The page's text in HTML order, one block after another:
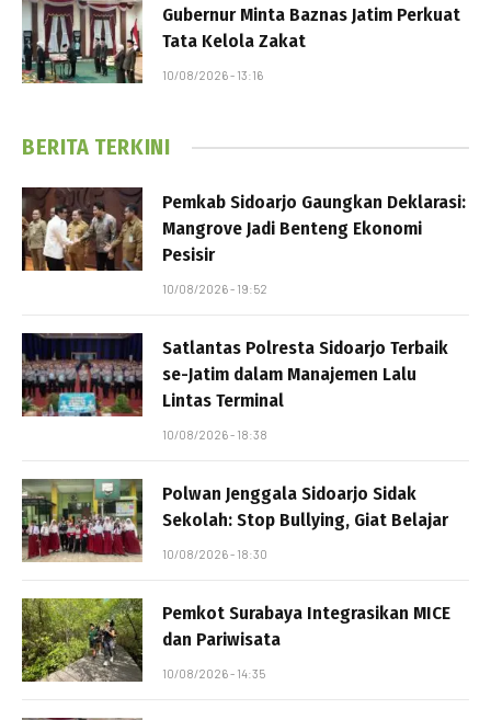
Gubernur Minta Baznas Jatim Perkuat
Tata Kelola Zakat
10/08/2026 - 13:16
BERITA TERKINI
Pemkab Sidoarjo Gaungkan Deklarasi:
Mangrove Jadi Benteng Ekonomi
Pesisir
10/08/2026 - 19:52
Satlantas Polresta Sidoarjo Terbaik
se-Jatim dalam Manajemen Lalu
Lintas Terminal
10/08/2026 - 18:38
Polwan Jenggala Sidoarjo Sidak
Sekolah: Stop Bullying, Giat Belajar
10/08/2026 - 18:30
Pemkot Surabaya Integrasikan MICE
dan Pariwisata
10/08/2026 - 14:35